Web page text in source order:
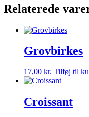
Relaterede
Grovbirkes
17,00 kr. Tilføj til
Croissant